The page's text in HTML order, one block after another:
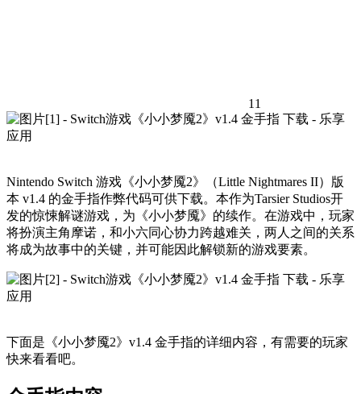
11
Nintendo Switch 游戏《小小梦魇2》（Little Nightmares II）版
本 v1.4 的金手指作弊代码可供下载。本作为Tarsier Studios开
发的惊悚解谜游戏，为《小小梦魇》的续作。在游戏中，玩家
将扮演主角摩诺，和小六同心协力跨越难关，两人之间的关系
将成为故事中的关键，并可能因此解锁新的游戏要素。
下面是《小小梦魇2》v1.4 金手指的详细内容，有需要的玩家
快来看看吧。